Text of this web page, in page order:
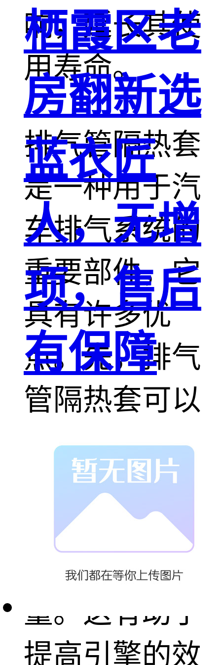
响，延长其使
用寿命。
排气管隔热套
是一种用于汽
车排气系统的
重要部件，它
具有许多优
点。先，排气
管隔热套可以
有效地降低排
气管的温度，
从而减少了引
擎舱内的热
量。这有助于
提高引擎的效
栖霞区老
房翻新选
蓝衣匠
人，无增
项，售后
有保障